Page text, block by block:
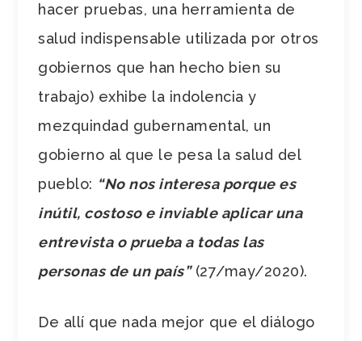
hacer pruebas, una herramienta de
salud indispensable utilizada por otros
gobiernos que han hecho bien su
trabajo) exhibe la indolencia y
mezquindad gubernamental, un
gobierno al que le pesa la salud del
pueblo: “No nos interesa porque es
inútil, costoso e inviable aplicar una
entrevista o prueba a todas las
personas de un país”(27/may/2020).
De allí que nada mejor que el diálogo